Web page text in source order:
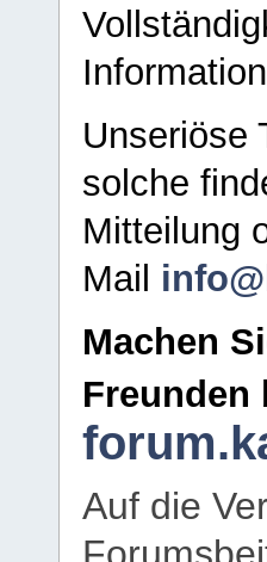
Unseriöse
solche
Mitteilung
Mail
Machen
Freunden
Auf die